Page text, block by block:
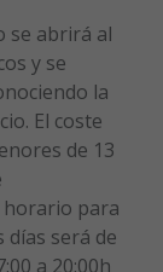
se abrirá al
y se
la
El coste
de 13
horario para
días será de
a 20:00h